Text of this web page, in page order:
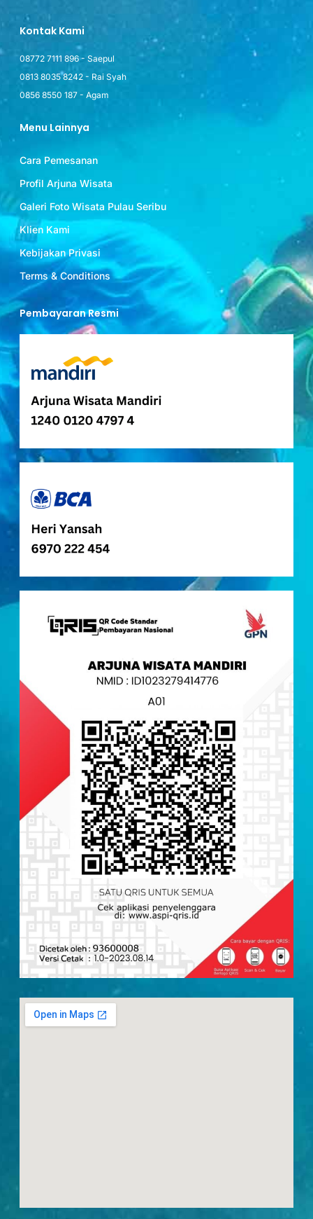
Kontak Kami
08772 7111 896 - Saepul
0813 8035 8242 - Rai Syah
0856 8550 187 - Agam
Menu Lainnya
Cara Pemesanan
Profil Arjuna Wisata
Galeri Foto Wisata Pulau Seribu
Klien Kami
Kebijakan Privasi
Terms & Conditions
Pembayaran Resmi